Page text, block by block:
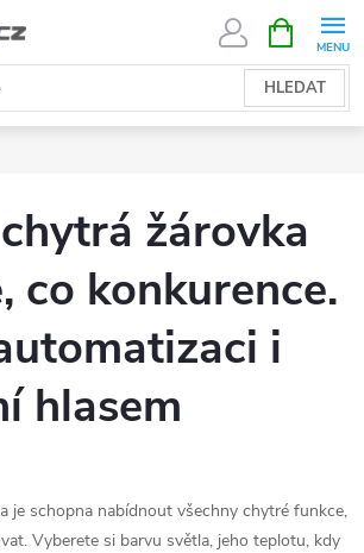
HLEDAT
NÁKUPNÍ
KOŠÍK
žárovka
co konkurence.
i
hlasem
je schopna nabídnout všechny chytré funkce,
Vyberete si barvu světla, jeho teplotu, kdy